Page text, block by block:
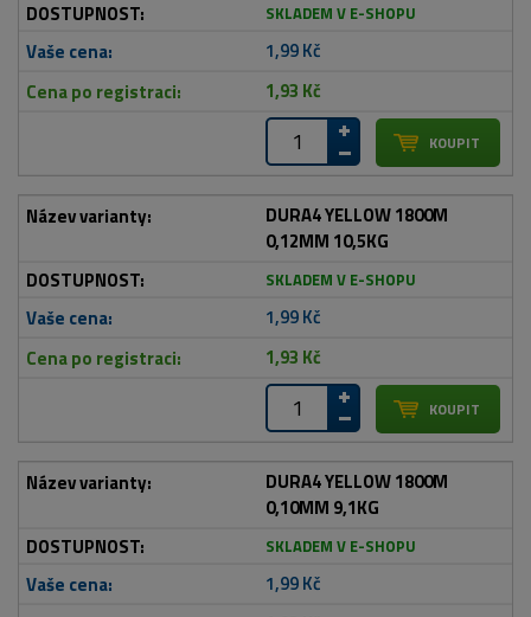
SKLADEM V E-SHOPU
1,99 Kč
1,93 Kč
DURA4 YELLOW 1800M
0,12MM 10,5KG
SKLADEM V E-SHOPU
1,99 Kč
1,93 Kč
DURA4 YELLOW 1800M
0,10MM 9,1KG
SKLADEM V E-SHOPU
1,99 Kč